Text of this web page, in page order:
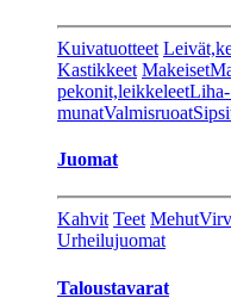
Kuivatuotteet
Kastikkeet Makeiset
pekonit,leikkeleet
munatValmisruoat
Juomat
Kahvit Teet Mehut
Urheilujuomat
Taloustavarat